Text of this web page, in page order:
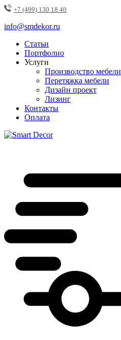
+7 (499) 130 18 40
info@smdekor.ru
Статьи
Портфолио
Услуги
Производство мебели
Перетяжка мебели
Дизайн проект
Лизинг
Контакты
Оплата